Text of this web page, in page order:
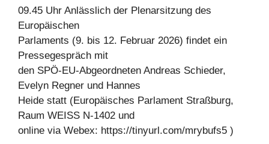
09.45 Uhr Anlässlich der Plenarsitzung des
Europäischen
Parlaments (9. bis 12. Februar 2026) findet ein
Pressegespräch mit
den SPÖ-EU-Abgeordneten Andreas Schieder,
Evelyn Regner und Hannes
Heide statt (Europäisches Parlament Straßburg,
Raum WEISS N-1402 und
online via Webex: https://tinyurl.com/mrybufs5 )